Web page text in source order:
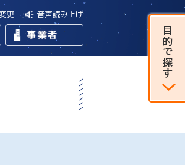
更 音声読み上げ